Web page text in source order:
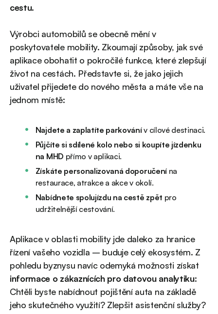
cestu.
Výrobci automobilů se obecně mění v
poskytovatele mobility. Zkoumají způsoby, jak své
aplikace obohatit o pokročilé funkce, které zlepšují
život na cestách. Představte si, že jako jejich
uživatel přijedete do nového města a máte vše na
jednom místě:
Najdete a zaplatíte parkovánív cílové destinaci.
Půjčíte si sdílené kolo nebo si koupíte jízdenku
na MHD přímo v aplikaci.
Získáte personalizovaná doporučenína
restaurace, atrakce a akce v okolí.
Nabídnete spolujízdu na cestě zpět pro
udržitelnější cestování.
Aplikace v oblasti mobility jde daleko za hranice
řízení vašeho vozidla – buduje celý ekosystém. Z
pohledu byznysu navíc odemyká možnosti získat
informace o zákaznících pro datovou analytiku:
Chtěli byste nabídnout pojištění auta na základě
jeho skutečného využití? Zlepšit asistenční služby?